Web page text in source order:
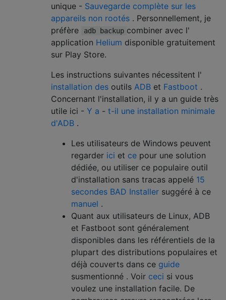
unique - Sauvegarde complète sur les
appareils non rootés . Personnellement, je
préfère
adb backup combiner avec l'
application Helium disponible gratuitement
sur Play Store.
Les instructions suivantes nécessitent l'
installation des outils ADB et Fastboot .
Concernant l'installation, il y a un guide très
utile ici - Y a - t-il une installation minimale
d'ADB .
Les utilisateurs de Windows peuvent
regarder ici et ce pour une solution
dédiée, ou utiliser ce populaire outil
d'installation sans tracas appelé 15
secondes BAD Installer suggéré à ce
manuel .
Quant aux utilisateurs de Linux, ADB
et Fastboot sont généralement
disponibles dans les référentiels de la
plupart des distributions populaires et
déjà couverts dans ce guide
susmentionné . Voir ceci si vous
voulez une installation facile. De